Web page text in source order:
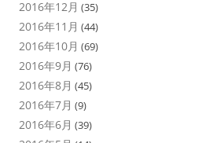
2016年12月 (35)
2016年11月 (44)
2016年10月 (69)
2016年9月 (76)
2016年8月 (45)
2016年7月 (9)
2016年6月 (39)